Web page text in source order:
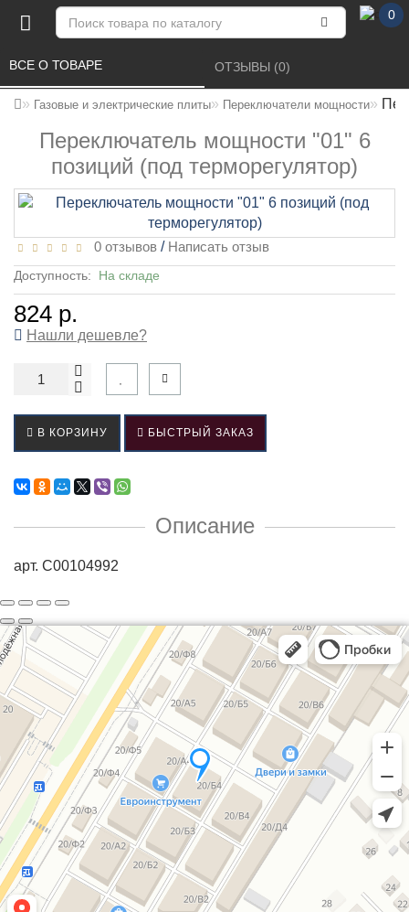
0
Газовые и электрические плиты Переключатели мощности
Переключатель мощности "01" 6
позиций (под терморегулятор)
ВСЕ О ТОВАРЕ ОТЗЫВЫ (0)
0 отзывов / Написать отзыв
Доступность: На складе
824 р.
Нашли дешевле?
В КОРЗИНУ БЫСТРЫЙ ЗАКАЗ
Описание
арт. C00104992